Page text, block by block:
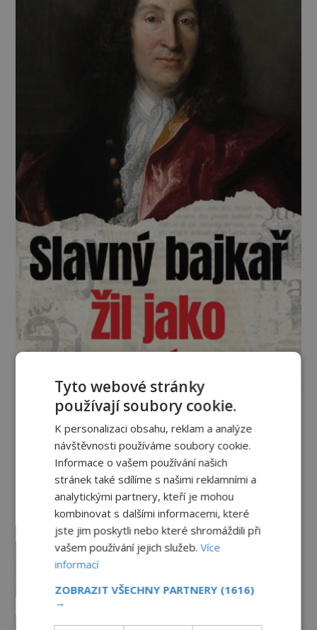
Vesmír a technologie
Co zachycují tajemné snímky
Marsu? Je na něm přeci jen voda?
PREMIUM 7.8.2026
Podivné události roku 2023: Jsou
Tyto webové stránky
používají soubory cookie.
K personalizaci obsahu, reklam a analýze
návštěvnosti používáme soubory cookie.
Informace o vašem používání našich
stránek také sdílíme s našimi reklamními a
analytickými partnery, kteří je mohou
kombinovat s dalšími informacemi, které
jste jim poskytli nebo které shromáždili při
vašem používání jejich služeb.Více
informací
ZOBRAZIT VŠECHNY PARTNERY (1616)
→